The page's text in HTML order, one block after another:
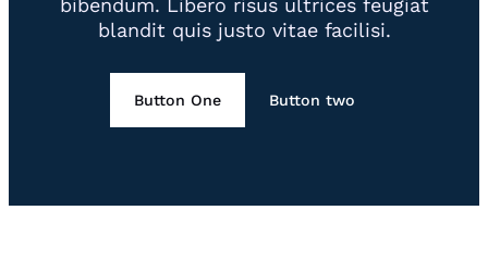
blandit quis justo vitae facilisi.
Button One Button two